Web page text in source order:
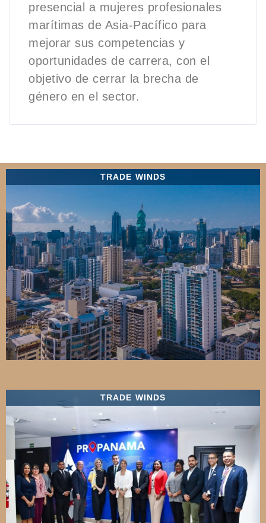
presencial a mujeres profesionales
marítimas de Asia-Pacífico para
mejorar sus competencias y
oportunidades de carrera, con el
objetivo de cerrar la brecha de
género en el sector.
TRADE WINDS
TRADE WINDS